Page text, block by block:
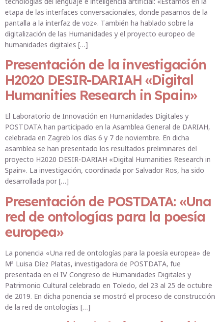
etapa de las interfaces conversacionales, donde pasamos de la
pantalla a la interfaz de voz». También ha hablado sobre la
digitalización de las Humanidades y el proyecto europeo de
humanidades digitales […]
Presentación de la investigación
H2020 DESIR-DARIAH «Digital
Humanities Research in Spain»
El Laboratorio de Innovación en Humanidades Digitales y
POSTDATA han participado en la Asamblea General de DARIAH,
celebrada en Zagreb los días 6 y 7 de noviembre. En dicha
asamblea se han presentado los resultados preliminares del
proyecto H2020 DESIR-DARIAH «Digital Humanities Research in
Spain». La investigación, coordinada por Salvador Ros, ha sido
desarrollada por […]
Presentación de POSTDATA: «Una
red de ontologías para la poesía
europea»
La ponencia «Una red de ontologías para la poesía europea» de
Mª Luisa Díez Platas, investigadora de POSTDATA, fue
presentada en el IV Congreso de Humanidades Digitales y
Patrimonio Cultural celebrado en Toledo, del 23 al 25 de octubre
de 2019. En dicha ponencia se mostró el proceso de construcción
de la red de ontologías […]